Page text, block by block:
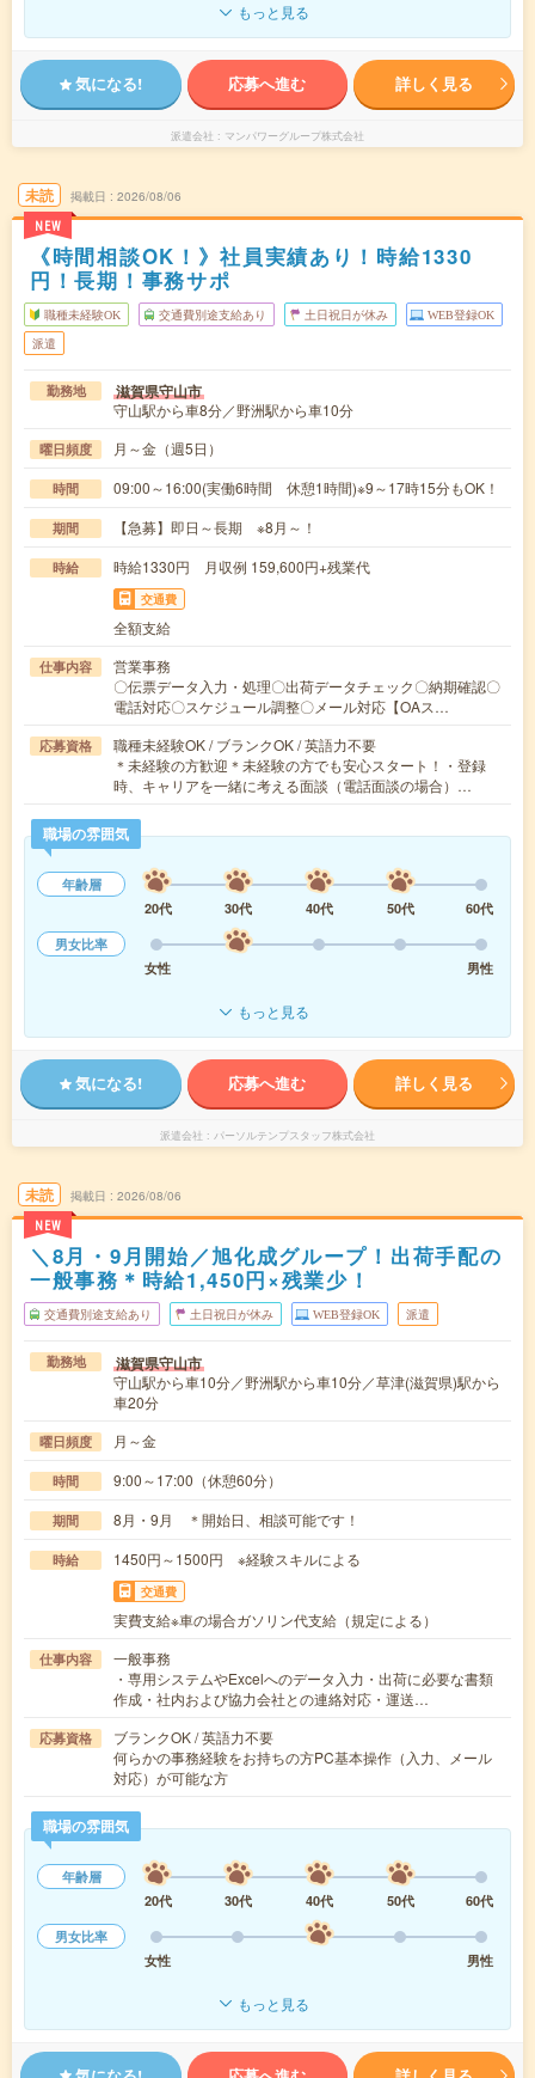
もっと見る
気になる! 応募へ進む 詳しく見る
派遣会社 マンパワーグループ株式会社
未読
NEW
掲載日 2026/08/06
《時間相談OK！》社員実績あり！時給1330
円！長期！事務サポ
職種未経験OK 交通費別途支給あり 土日祝日が休み WEB登録OK
派遣
勤務地 滋賀県守山市
守山駅から車8分／野洲駅から車10分
曜日頻度 月～金（週5日）
時間 09:00～16:00(実働6時間 休憩1時間)※9～17時15分もOK！
期間 【急募】即日～長期 ※8月～！
時給 時給1330円 月収例 159,600円+残業代
交通費
全額支給
仕事内容
営業事務
〇伝票データ入力・処理〇出荷データチェック〇納期確認〇
電話対応〇スケジュール調整〇メール対応【OAス…
応募資格
職種未経験OK / ブランクOK / 英語力不要
＊未経験の方歓迎＊未経験の方でも安心スタート！・登録
時、キャリアを一緒に考える面談（電話面談の場合）…
職場の雰囲気
年齢層
20代
30代 40代 50代
60代
男女比率
女性
男性
もっと見る
気になる! 応募へ進む 詳しく見る
派遣会社 パーソルテンプスタッフ株式会社
未読
NEW
掲載日 2026/08/06
＼8月・9月開始／旭化成グループ！出荷手配の
一般事務＊時給1,450円×残業少！
交通費別途支給あり 土日祝日が休み WEB登録OK 派遣
勤務地 滋賀県守山市
守山駅から車10分／野洲駅から車10分／草津(滋賀県)駅から
車20分
曜日頻度 月～金
時間 9:00～17:00（休憩60分）
期間 8月・9月 ＊開始日、相談可能です！
時給 1450円～1500円 ※経験スキルによる
交通費
実費支給※車の場合ガソリン代支給（規定による）
仕事内容
一般事務
・専用システムやExcelへのデータ入力・出荷に必要な書類
作成・社内および協力会社との連絡対応・運送…
応募資格
ブランクOK / 英語力不要
何らかの事務経験をお持ちの方PC基本操作（入力、メール
対応）が可能な方
職場の雰囲気
年齢層
20代
30代 40代 50代
60代
男女比率
女性
男性
もっと見る